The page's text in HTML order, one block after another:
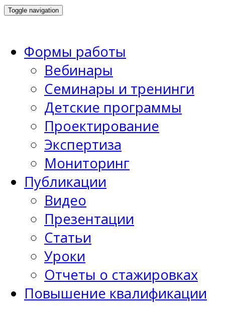
Toggle navigation
Формы работы
Вебинары
Семинары и тренинги
Детские программы
Проектирование
Экспертиза
Мониторинг
Публикации
Видео
Презентации
Статьи
Уроки
Отчеты о стажировках
Повышение квалификации